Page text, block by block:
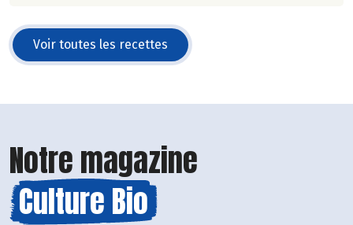
Voir toutes les recettes
Notre magazine
Culture Bio